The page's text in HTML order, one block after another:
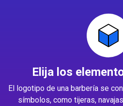
Elija los
El logotipo de una barbería se
símbolos, como tijeras,